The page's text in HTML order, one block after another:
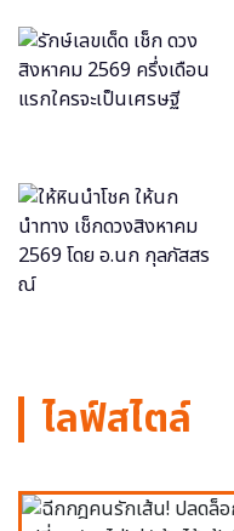
ไลฟ์สไตล์